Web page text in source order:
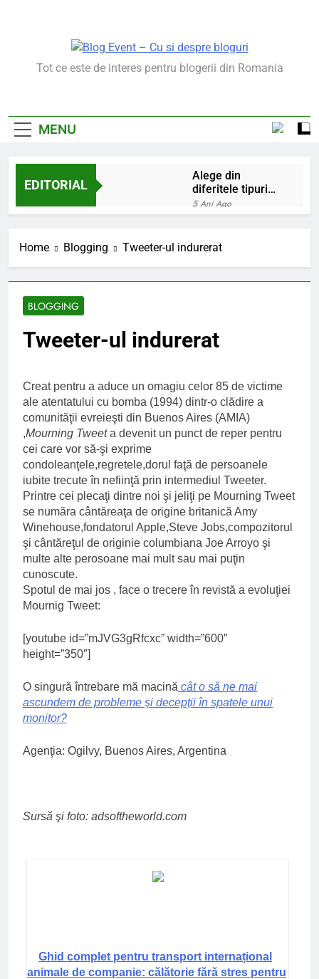
Blog Event – Cu Si
Tot ce este de interes pentru blogerii din Romania
MENU
EDITORIAL
Alege din
diferitele tipuri
de bratara de
argint
5 Ani Ago
5 Ani Ago
campanie ale lui
Donald Trump
beneficiile contactului
cu Pamantul
6 Ani Ago
Este posibil sa ne
iertam?
Home Blogging Tweeter-ul indurerat
BLOGGING
Tweeter-ul indurerat
Creat pentru a aduce un omagiu celor 85 de victime
ale atentatului cu bomba (1994) dintr-o clădire a
comunităţii evreieşti din Buenos Aires (AMIA)
,Mourning Tweeta devenit un punct de reper pentru
cei care vor să-şi exprime
condoleanţele,regretele,dorul faţă de persoanele
iubite trecute în nefiinţă prin intermediul Tweeter.
Printre cei plecaţi dintre noi şi jeliţi pe Mourning Tweet
se număra cântăreaţa de origine britanică Amy
Winehouse,fondatorul Apple,Steve Jobs,compozitorul
şi cântăreţul de originie columbiana Joe Arroyo şi
multe alte perosoane mai mult sau mai puţin
cunoscute.
Spotul de mai jos , face o trecere în revistă a evoluţiei
Mournig Tweet:
[youtube id=”mJVG3gRfcxc” width=”600″
height=”350″]
O singură întrebare mă macină cât o să ne mai
ascundem de probleme şi decepţii în spatele unui
monitor?
Agenţia: Ogilvy, Buenos Aires, Argentina
Sursă şi foto: adsoftheworld.com
Ghid complet pentru transport internațional
animale de companie: călătorie fără stres pentru